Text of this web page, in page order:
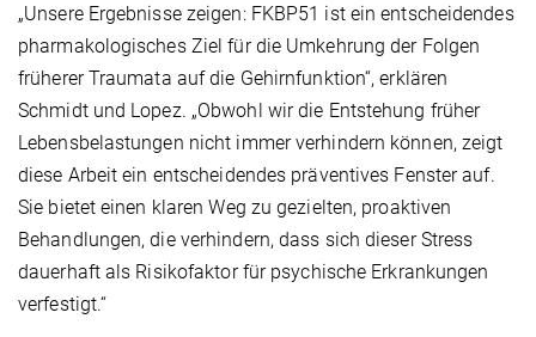
„Unsere Ergebnisse zeigen: FKBP51 ist ein entscheidendes
pharmakologisches Ziel für die Umkehrung der Folgen
früherer Traumata auf die Gehirnfunktion“, erklären
Schmidt und Lopez. „Obwohl wir die Entstehung früher
Lebensbelastungen nicht immer verhindern können, zeigt
diese Arbeit ein entscheidendes präventives Fenster auf.
Sie bietet einen klaren Weg zu gezielten, proaktiven
Behandlungen, die verhindern, dass sich dieser Stress
dauerhaft als Risikofaktor für psychische Erkrankungen
verfestigt.“